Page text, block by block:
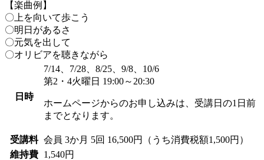
【楽曲例】
〇上を向いて歩こう
〇明日があるさ
〇元気を出して
〇オリビアを聴きながら
日時
7/14、7/28、8/25、9/8、10/6
第2・4火曜日 19:00～20:30
ホームページからのお申し込みは、受講日の1日前
までとなります。
受講料 会員 3か月 5回 16,500円（うち消費税額1,500円）
維持費
1,540円